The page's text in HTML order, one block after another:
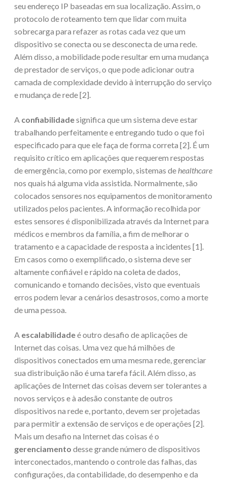
seu endereço IP baseadas em sua localização. Assim, o
protocolo de roteamento tem que lidar com muita
sobrecarga para refazer as rotas cada vez que um
dispositivo se conecta ou se desconecta de uma rede.
Além disso, a mobilidade pode resultar em uma mudança
de prestador de serviços, o que pode adicionar outra
camada de complexidade devido à interrupção do serviço
e mudança de rede [2].
A confiabilidadesignifica que um sistema deve estar
trabalhando perfeitamente e entregando tudo o que foi
especificado para que ele faça de forma correta [2]. É um
requisito crítico em aplicações que requerem respostas
de emergência, como por exemplo, sistemas dehealthcare
nos quais há alguma vida assistida. Normalmente, são
colocados sensores nos equipamentos de monitoramento
utilizados pelos pacientes. A informação recolhida por
estes sensores é disponibilizada através da Internet para
médicos e membros da família, a fim de melhorar o
tratamento e a capacidade de resposta a incidentes [1].
Em casos como o exemplificado, o sistema deve ser
altamente confiável e rápido na coleta de dados,
comunicando e tomando decisões, visto que eventuais
erros podem levar a cenários desastrosos, como a morte
de uma pessoa.
A escalabilidadeé outro desafio de aplicações de
Internet das coisas. Uma vez que há milhões de
dispositivos conectados em uma mesma rede, gerenciar
sua distribuição não é uma tarefa fácil. Além disso, as
aplicações de Internet das coisas devem ser tolerantes a
novos serviços e à adesão constante de outros
dispositivos na rede e, portanto, devem ser projetadas
para permitir a extensão de serviços e de operações [2].
Mais um desafio na Internet das coisas é o
gerenciamento desse grande número de dispositivos
interconectados, mantendo o controle das falhas, das
configurações, da contabilidade, do desempenho e da